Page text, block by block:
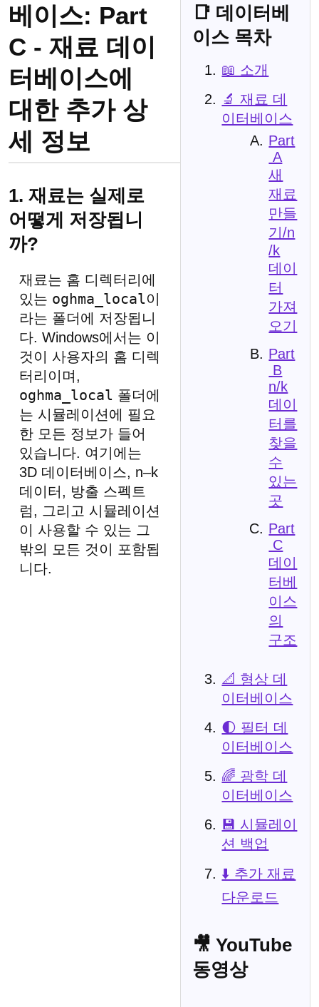
📑 데이터베
이스 목차
📖 소개
🔬 재료 데
이터베이스
Part
A
새
재료
만들
기/n
/k
데이
터
가져
오기
Part
B
n/k
데이
터를
찾을
수
있는
곳
Part
C
데이
터베
이스
의
구조
📐 형상 데
이터베이스
🌓 필터 데
이터베이스
🌈 광학 데
이터베이스
💾 시뮬레이
션 백업
⬇️ 추가 재료
다운로드
🎥 YouTube
동영상
베이스: Part
C - 재료 데이
터베이스에
대한 추가 상
세 정보
1. 재료는 실제로
어떻게 저장됩니
까?
재료는 홈 디렉터리에
있는 oghma_local이
라는 폴더에 저장됩니
다. Windows에서는 이
것이 사용자의 홈 디렉
터리이며,
oghma_local 폴더에
는 시뮬레이션에 필요
한 모든 정보가 들어
있습니다. 여기에는
3D 데이터베이스, n–k
데이터, 방출 스펙트
럼, 그리고 시뮬레이션
이 사용할 수 있는 그
밖의 모든 것이 포함됩
니다.